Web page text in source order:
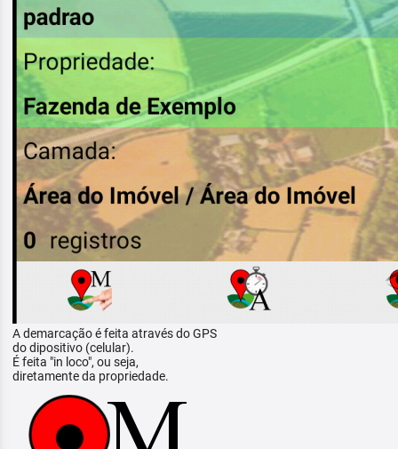
A demarcação é feita através do GPS
do dipositivo (celular).
É feita "in loco", ou seja,
diretamente da propriedade.